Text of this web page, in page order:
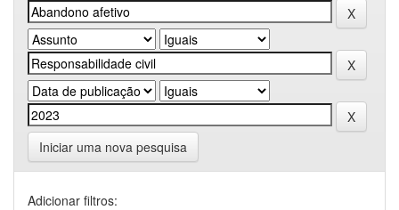
Iniciar uma nova pesquisa
Adicionar filtros: